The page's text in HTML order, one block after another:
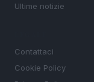
Ultime notizie
Contattaci
Cookie Policy